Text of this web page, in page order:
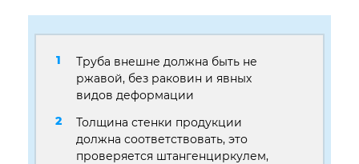
Труба внешне должна быть не
ржавой, без раковин и явных
видов деформации
Толщина стенки продукции
должна соответствовать, это
проверяется штангенциркулем,